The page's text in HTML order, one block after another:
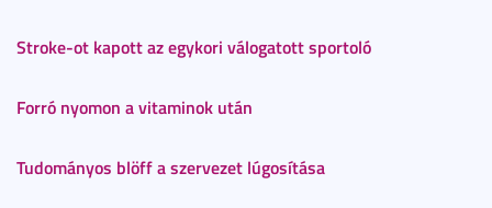
Stroke-ot kapott az egykori válogatott sportoló
Forró nyomon a vitaminok után
Tudományos blöff a szervezet lúgosítása